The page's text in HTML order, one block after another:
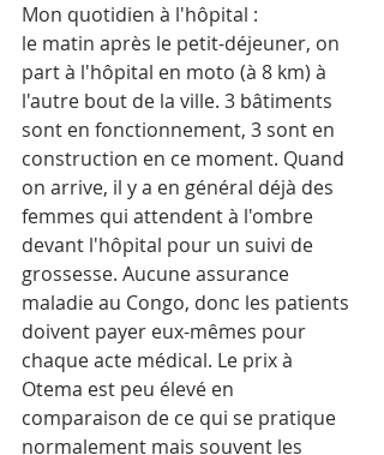
Mon quotidien à l'hôpital :
le matin après le petit-déjeuner, on
part à l'hôpital en moto (à 8 km) à
l'autre bout de la ville. 3 bâtiments
sont en fonctionnement, 3 sont en
construction en ce moment. Quand
on arrive, il y a en général déjà des
femmes qui attendent à l'ombre
devant l'hôpital pour un suivi de
grossesse. Aucune assurance
maladie au Congo, donc les patients
doivent payer eux-mêmes pour
chaque acte médical. Le prix à
Otema est peu élevé en
comparaison de ce qui se pratique
normalement mais souvent les